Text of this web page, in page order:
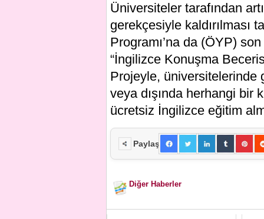
Üniversiteler tarafından
gerekçesiyle kaldırılması
Programı’na da (ÖYP)
“İngilizce Konuşma
Projeyle, üniversitelerinde
veya dışında herhangi bir
ücretsiz İngilizce eğitim
Paylaş
Diğer Haberler